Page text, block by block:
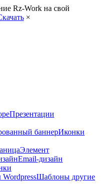
Rz-Work на свой
×
Презентации
баннерИконки
Элемент
Email-дизайн
Шаблоны другие